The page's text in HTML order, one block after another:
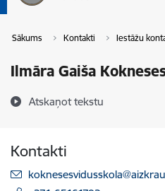
Sākums Kontakti Iestāžu
Ilmāra Gaiša
Atskaņot tekstu
Kontakti
E-pasts: